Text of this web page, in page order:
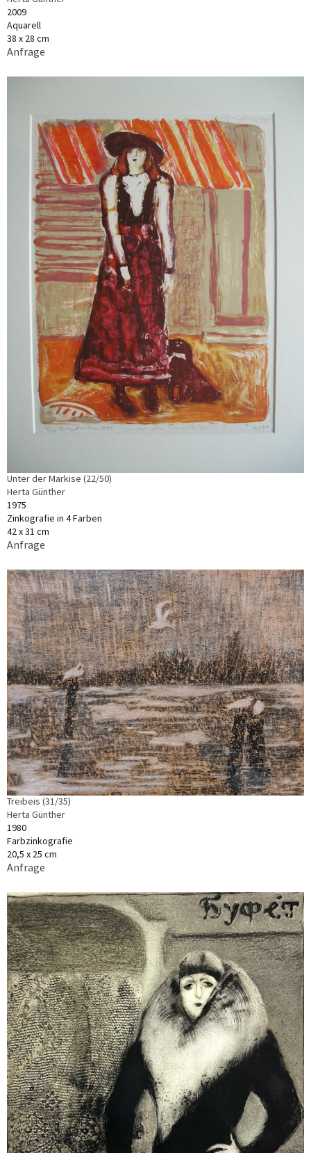
2009
Aquarell
38 x 28 cm
Anfrage
Unter der Markise (22/50)
Herta Günther
1975
Zinkografie in 4 Farben
42 x 31 cm
Anfrage
Treibeis (31/35)
Herta Günther
1980
Farbzinkografie
20,5 x 25 cm
Anfrage